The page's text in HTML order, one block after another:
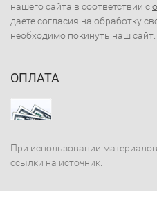
нашего сайта в соответствии с
даете согласия на обработку
необходимо покинуть наш сайт.
ОПЛАТА
При использовании
ссылки на источник.